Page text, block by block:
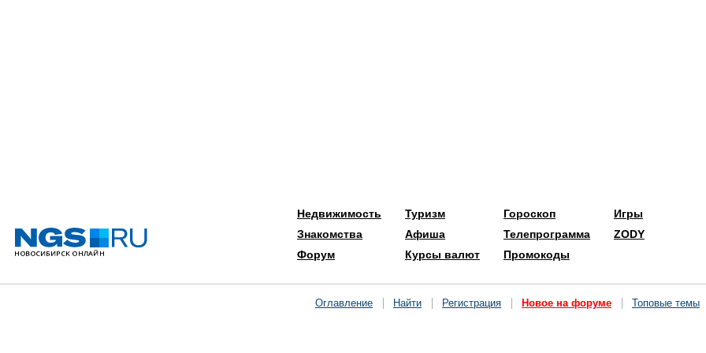
Недвижимость
Знакомства
Форум
Туризм
Афиша
Курсы валют
Гороскоп
Телепрограмма
Промокоды
Игры
ZODY
Оглавление Найти Регистрация Новое на форуме Топовые темы